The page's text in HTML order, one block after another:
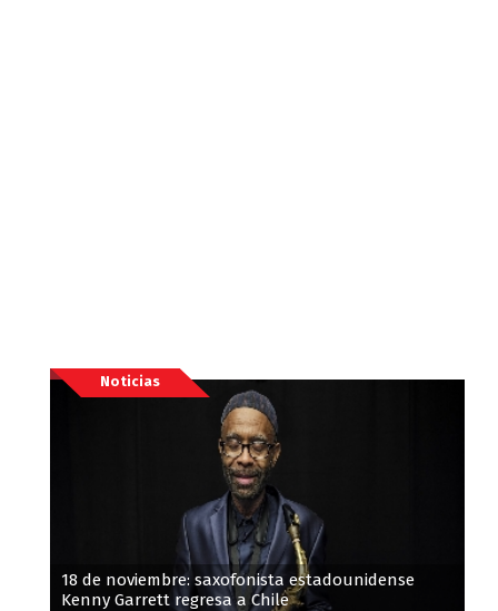
Noticias
18 de noviembre: saxofonista estadounidense
Kenny Garrett regresa a Chile